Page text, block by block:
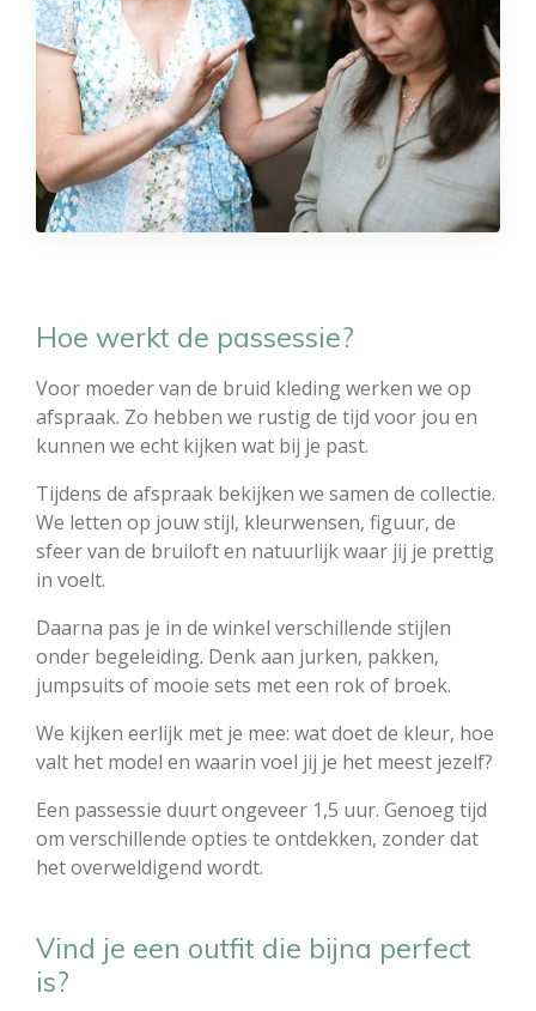
Hoe werkt de passessie?
Voor moeder van de bruid kleding werken we op
afspraak. Zo hebben we rustig de tijd voor jou en
kunnen we echt kijken wat bij je past.
Tijdens de afspraak bekijken we samen de collectie.
We letten op jouw stijl, kleurwensen, figuur, de
sfeer van de bruiloft en natuurlijk waar jij je prettig
in voelt.
Daarna pas je in de winkel verschillende stijlen
onder begeleiding. Denk aan jurken, pakken,
jumpsuits of mooie sets met een rok of broek.
We kijken eerlijk met je mee: wat doet de kleur, hoe
valt het model en waarin voel jij je het meest jezelf?
Een passessie duurt ongeveer 1,5 uur. Genoeg tijd
om verschillende opties te ontdekken, zonder dat
het overweldigend wordt.
Vind je een outfit die bijna perfect
is?